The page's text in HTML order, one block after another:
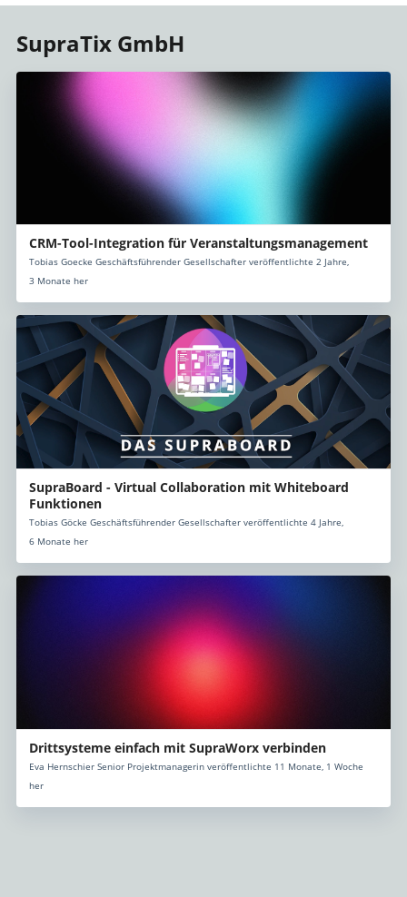
SupraTix GmbH
CRM-Tool-Integration für Veranstaltungsmanagement
Tobias Goecke Geschäftsführender Gesellschafter veröffentlichte 2 Jahre,
3 Monate her
SupraBoard - Virtual Collaboration mit Whiteboard
Funktionen
Tobias Göcke Geschäftsführender Gesellschafter veröffentlichte 4 Jahre,
6 Monate her
Drittsysteme einfach mit SupraWorx verbinden
Eva Hernschier Senior Projektmanagerin veröffentlichte 11 Monate, 1 Woche
her